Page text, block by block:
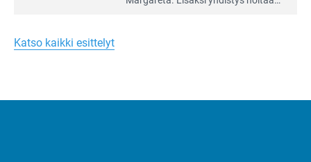
Turun
liepeillä
Katso kaikki esittelyt